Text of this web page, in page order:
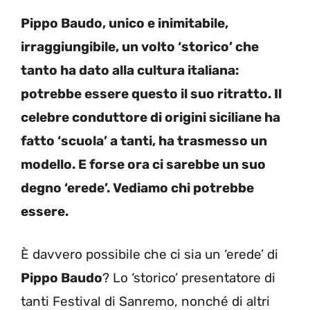
Pippo Baudo, unico e inimitabile,
irraggiungibile, un volto ‘storico’ che
tanto ha dato alla cultura italiana:
potrebbe essere questo il suo ritratto. Il
celebre conduttore di origini siciliane ha
fatto ‘scuola’ a tanti, ha trasmesso un
modello. E forse ora ci sarebbe un suo
degno ‘erede’. Vediamo chi potrebbe
essere.
È davvero possibile che ci sia un ‘erede’ di
Pippo Baudo? Lo ‘storico’ presentatore di
tanti Festival di Sanremo, nonché di altri